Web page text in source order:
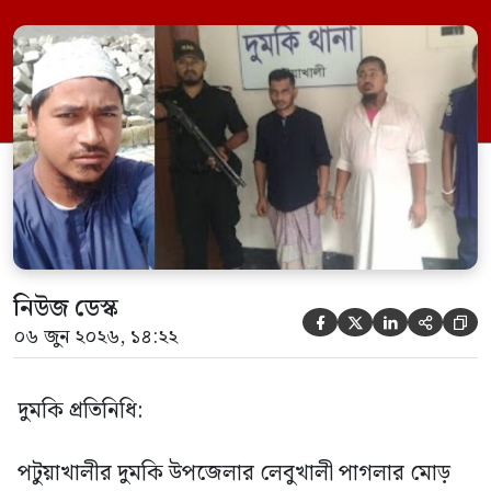
ভিত্তিতে অভিযান চালিয়ে মাদক চক্রের আরও
এক সদস্যকে আটক করা হয়। র‍্যাব ও পুলিশ
সূত্রে জানা গেছে, শুক্রবার গোপন সংবাদের
ভিত্তিতে র‍্যাব-৮, সিপিসি-১ পটুয়াখালী ক্যাম্পের
[…]
নিউজ ডেস্ক
০৬ জুন ২০২৬, ১৪:২২     
দুমকি প্রতিনিধি:
পটুয়াখালীর দুমকি উপজেলার লেবুখালী পাগলার মোড়